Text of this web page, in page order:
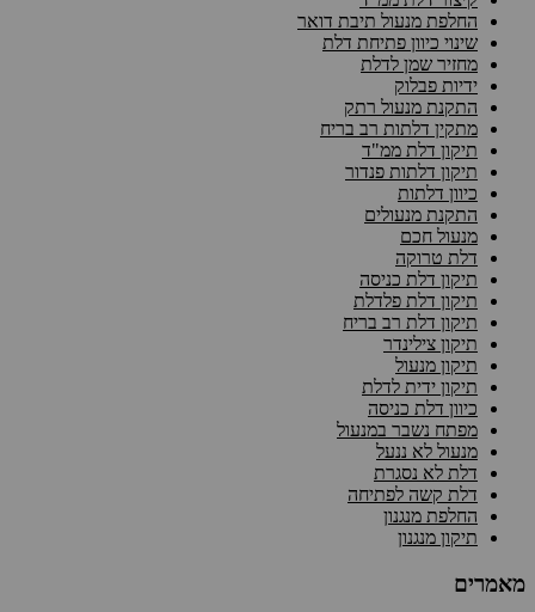
החלפת מנעול תיבת דואר
שינוי כיוון פתיחת דלת
מחזיר שמן לדלת
ידיות פבלוק
התקנת מנעול רתק
מתקין דלתות רב בריח
תיקון דלת ממ"ד
תיקון דלתות פנדור
כיוון דלתות
התקנת מנעולים
מנעול חכם
דלת טרוקה
תיקון דלת כניסה
תיקון דלת פלדלת
תיקון דלת רב בריח
תיקון צילינדר
תיקון מנעול
תיקון ידית לדלת
כיוון דלת כניסה
מפתח נשבר במנעול
מנעול לא ננעל
דלת לא נסגרת
דלת קשה לפתיחה
החלפת מנגנון
תיקון מנגנון
מאמרים